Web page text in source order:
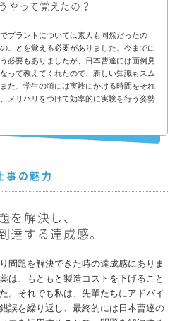
やって覚えたの？
プラントについては素人も同然だったの
ことを覚える必要がありました。今までに
必要もありましたが、日本曹達には面倒見
って教えてくれたので、新しい知識もスム
た、学生の頃には実験にかける時間をそれ
メリハリをつけて効率的に実験を行う姿勢
事の魅力
を解決し、
達する達成感。
問題を解決できた時の達成感にありま
は、もともと製造コストを下げること
。それでも私は、先輩たちにアドバイ
誤を繰り返し、最終的には日本曹達の